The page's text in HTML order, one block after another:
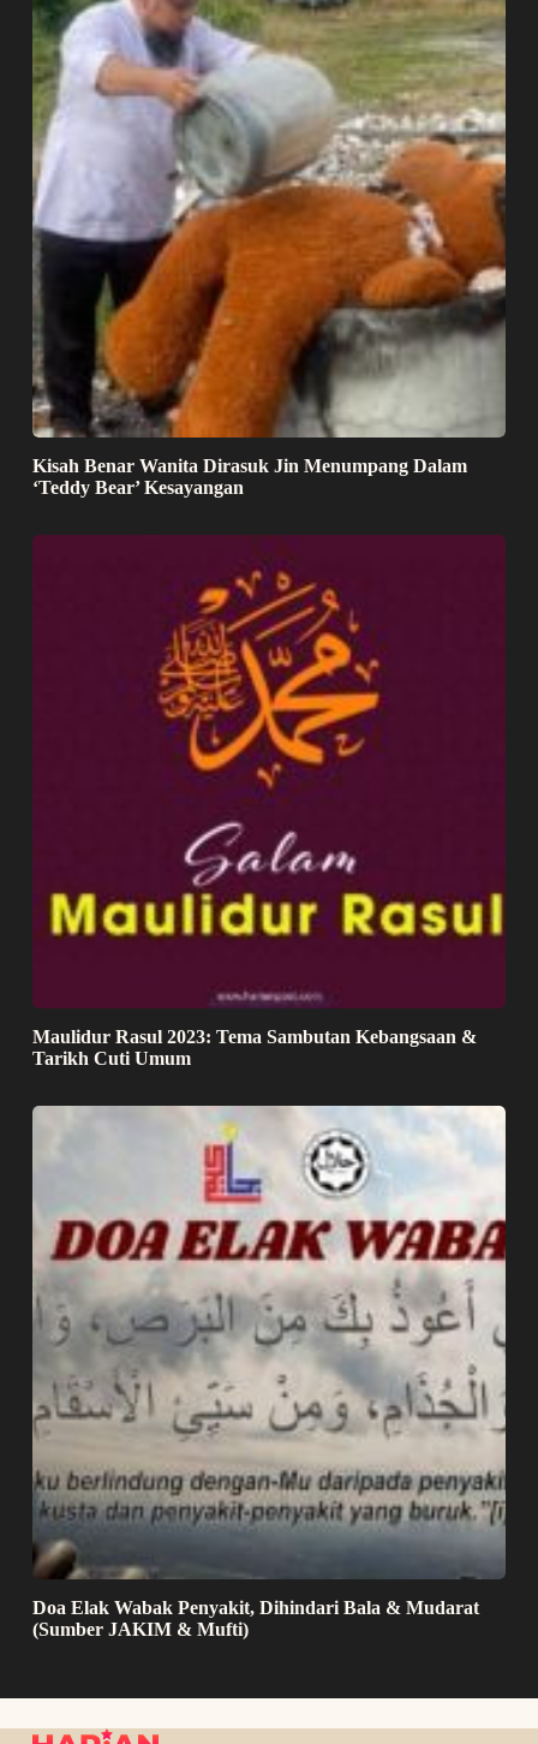
Kisah Benar Wanita Dirasuk Jin Menumpang Dalam
‘Teddy Bear’ Kesayangan
Maulidur Rasul 2023: Tema Sambutan Kebangsaan &
Tarikh Cuti Umum
Doa Elak Wabak Penyakit, Dihindari Bala & Mudarat
(Sumber JAKIM & Mufti)